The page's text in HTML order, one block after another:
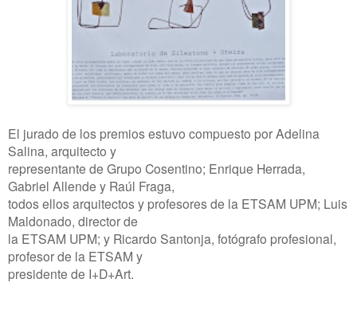
El jurado de los premios estuvo compuesto por Adelina
Salina, arquitecto y
representante de Grupo Cosentino; Enrique Herrada,
Gabriel Allende y Raúl Fraga,
todos ellos arquitectos y profesores de la ETSAM UPM; Luis
Maldonado, director de
la ETSAM UPM; y Ricardo Santonja, fotógrafo profesional,
profesor de la ETSAM y
presidente de I+D+Art.